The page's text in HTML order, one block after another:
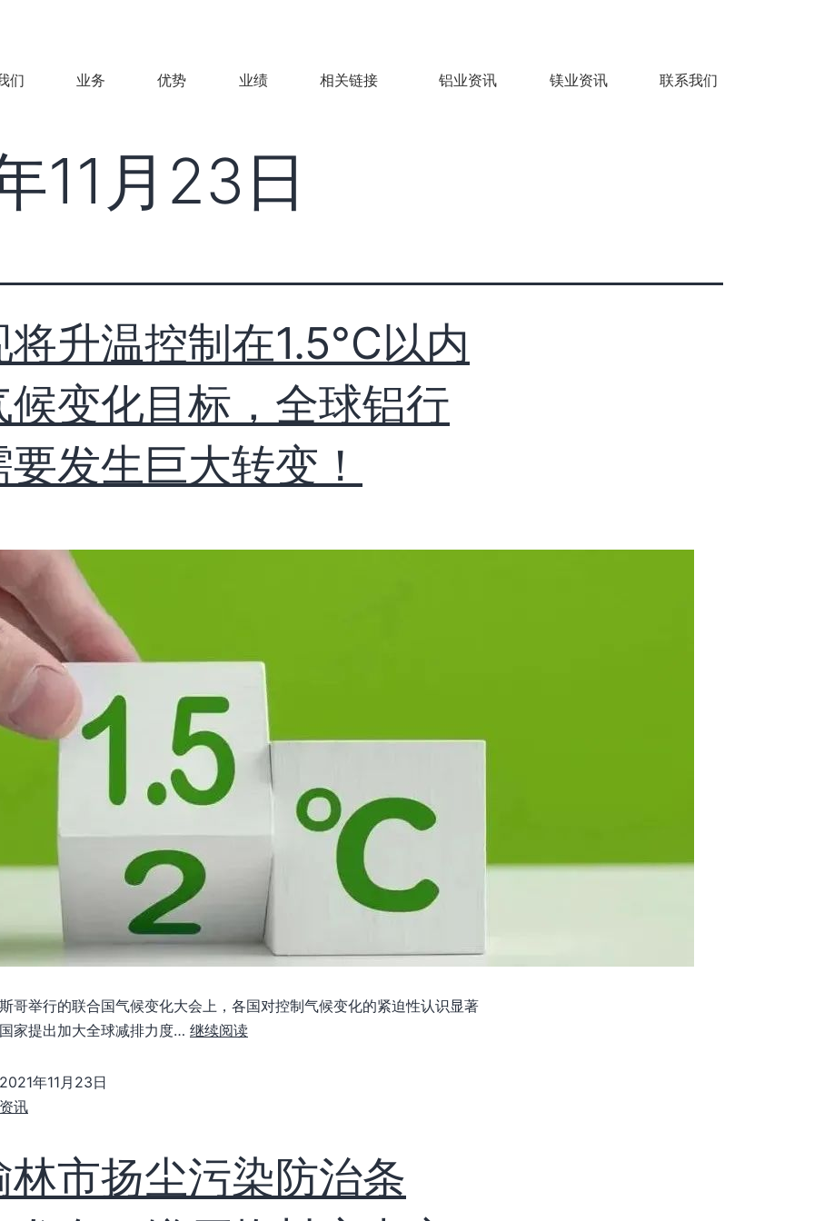
们 业务 优势 业绩 相关链接 铝业资讯 镁业资讯 联系我们
11月23日
升温控制在1.5°C以内
候变化目标，全球铝行
发生巨大转变！
哥举行的联合国气候变化大会上，各国对控制气候变化的紧迫性认识显著
家提出加大全球减排力度… 继续阅读
2021年11月23日
讯
林市扬尘污染防治条